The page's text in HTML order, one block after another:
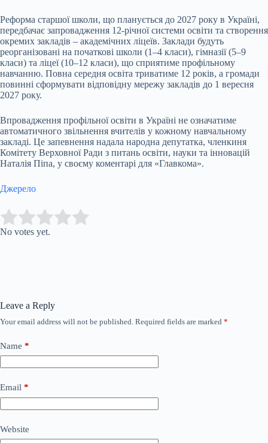
Реформа старшої школи, що планується до 2027 року в Україні,
передбачає запровадження 12-річної системи освіти та створення
окремих закладів – академічних ліцеїв. Заклади будуть
реорганізовані на початкові школи (1–4 класи), гімназії (5–9
класи) та ліцеї (10–12 класи), що сприятиме профільному
навчанню. Повна середня освіта триватиме 12 років, а громади
повинні сформувати відповідну мережу закладів до 1 вересня
2027 року.
Впровадження профільної освіти в Україні не означатиме
автоматичного звільнення вчителів у кожному навчальному
закладі. Це запевнення надала народна депутатка, членкиня
Комітету Верховної Ради з питань освіти, науки та інновацій
Наталія Піпа, у своєму коментарі для «Главкома».
Джерело
Rate this item:
No votes yet.
Leave a Reply
Your email address will not be published. Required fields are marked *
Name *
Email *
Website